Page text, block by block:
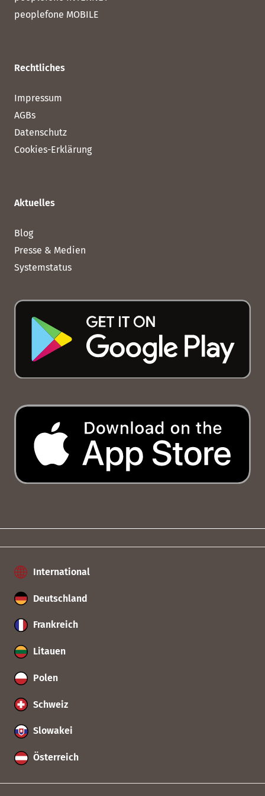
peoplefone MOBILE
Rechtliches
Impressum
AGBs
Datenschutz
Cookies-Erklärung
Aktuelles
Blog
Presse & Medien
Systemstatus
International
Deutschland
Frankreich
Litauen
Polen
Schweiz
Slowakei
Österreich